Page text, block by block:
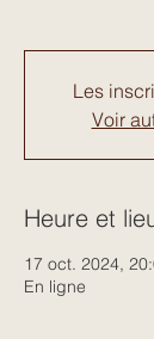
Les
Voir
Heure et
17 oct. 2024,
En ligne